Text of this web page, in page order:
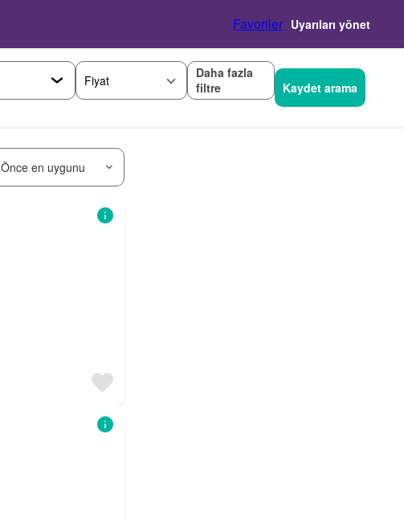
Favoriler Uyarıları yönet
Fiyat
Daha fazla
filtre
Kaydet arama
Önce en uygunu